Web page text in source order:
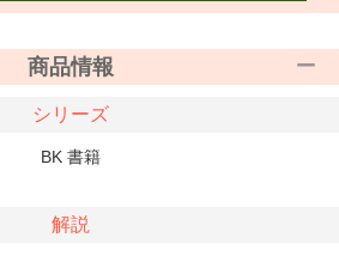
商品情報
シリーズ
BK 書籍
解説